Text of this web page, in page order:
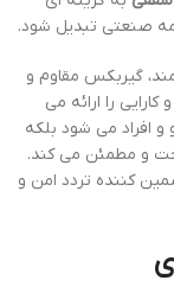
صنعتی تبدیل شود.
گیربکس مقاوم و
را ارائه می
افراد می شود بلکه
و مطمئن می کند.
کننده تردد امن و